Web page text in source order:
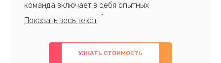
команда включает в себя опытных
профессионалов с обширными знаниями и
предлагаем быстрый и качественный ремонт с
использованием оригинальных компонентов, а
УЗНАТЬ СТОИМОСТЬ